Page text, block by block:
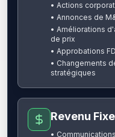
• Actions
• Annonces de
• Améliorations
de prix
• Approbations
• Changements
stratégiques
Revenu Fixe
•